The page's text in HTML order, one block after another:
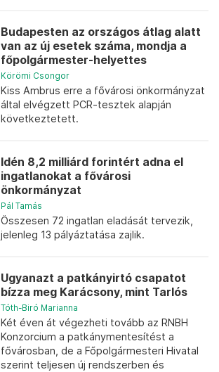
Budapesten az országos átlag alatt
van az új esetek száma, mondja a
főpolgármester-helyettes
Körömi Csongor
Kiss Ambrus erre a fővárosi önkormányzat
által elvégzett PCR-tesztek alapján
következtetett.
Idén 8,2 milliárd forintért adna el
ingatlanokat a fővárosi
önkormányzat
Pál Tamás
Összesen 72 ingatlan eladását tervezik,
jelenleg 13 pályáztatása zajlik.
Ugyanazt a patkányirtó csapatot
bízza meg Karácsony, mint Tarlós
Tóth-Biró Marianna
Két éven át végezheti tovább az RNBH
Konzorcium a patkánymentesítést a
fővárosban, de a Főpolgármesteri Hivatal
szerint teljesen új rendszerben és